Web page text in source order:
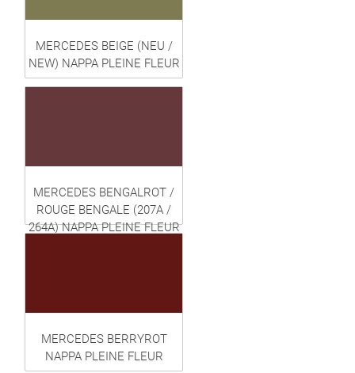
MERCEDES BEIGE (NEU /
NEW) NAPPA PLEINE FLEUR
MERCEDES BENGALROT /
ROUGE BENGALE (207A /
264A) NAPPA PLEINE FLEUR
MERCEDES BERRYROT
NAPPA PLEINE FLEUR